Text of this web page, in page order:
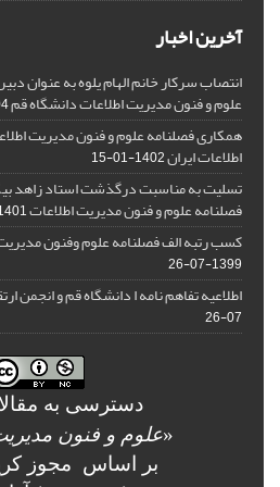
آخرین اخبار
انتصاب سرکار خانم الهام یلوه به عنوان
علوم و فنون مدیریت اطلاعات دانشگاه قم
همکاری فصلنامه علوم و فنون مدیریت
اطلاعات ایران1402-01-15
تسلیت به مناسبت درگذشت استاد زاهد
فصلنامه علوم و فنون مدیریت اطلاعات03-15
کسب رتبه الف فصلنامه علوم وفنون مدیریت
1399-07-26
اطلاعیه تفاهم نامه ا دانشگاه قم و انجمن
07-26
دسترسی به
«علوم و فنون
بر اساس مجوز